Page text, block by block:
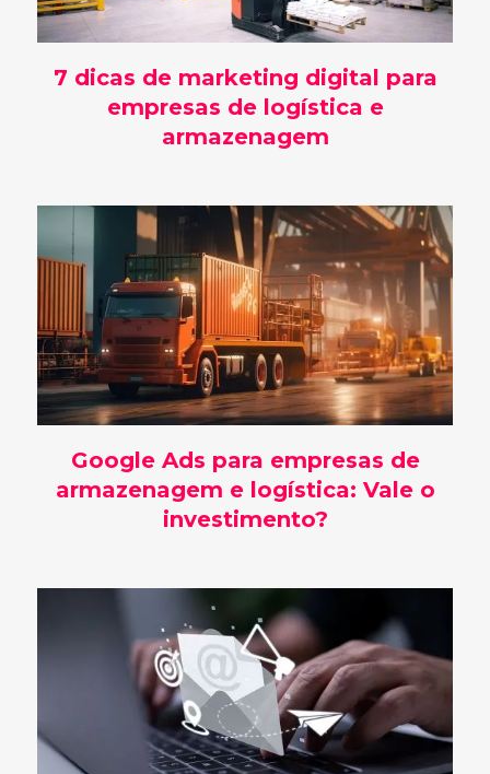
7 dicas de marketing digital para
empresas de logística e
armazenagem
Google Ads para empresas de
armazenagem e logística: Vale o
investimento?